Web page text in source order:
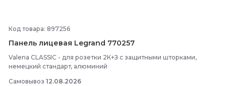
Код товара: 897256
Панель лицевая Legrand 770257
Valena CLASSIC - для розетки 2К+З с защитными шторками,
немецкий стандарт, алюминий
Самовывоз 12.08.2026